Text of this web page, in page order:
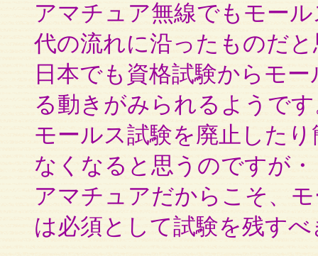
アマチュア無線でもモー
代の流れに沿ったものだ
日本でも資格試験からモ
る動きがみられるようで
モールス試験を廃止した
なくなると思うのですが
アマチュアだからこそ、
は必須として試験を残す